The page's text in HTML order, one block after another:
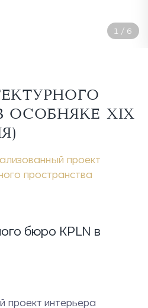
2 / 6
ОСОБНЯКЕ XIX
проект
пространства
бюро KPLN в
проект интерьера